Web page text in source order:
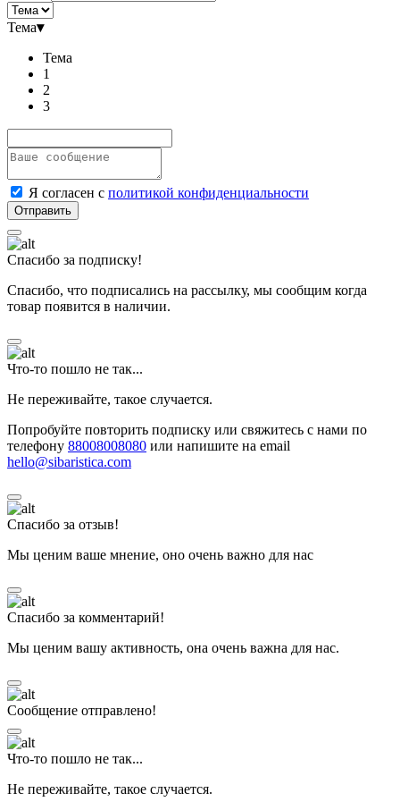
Тема▾
Тема
1
2
3
Я согласен с политикой конфиденциальности
Спасибо за подписку!
Спасибо, что подписались на рассылку, мы сообщим когда
товар появится в наличии.
Что-то пошло не так...
Не переживайте, такое случается.
Попробуйте повторить подписку или свяжитесь с нами по
телефону 88008008080 или напишите на email
hello@sibaristica.com
Спасибо за отзыв!
Мы ценим ваше мнение, оно очень важно для нас
Спасибо за комментарий!
Мы ценим вашу активность, она очень важна для нас.
Сообщение отправлено!
Что-то пошло не так...
Не переживайте, такое случается.